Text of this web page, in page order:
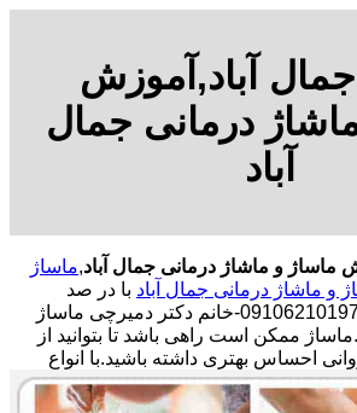
آباد,آموزش
درمانی جمال
آباد
ماساژ و ماشاژ درمانی جمال آباد,ماساژ
و ماشاژ درمانی جمال آباد با در صد
تخفیف مشاور رایگان 09106210197-خانم دکتر دمیرچی ماساژ
ممکن است راهی باشد تا بتوانید از
احساس بهتری داشته باشید.با انواع